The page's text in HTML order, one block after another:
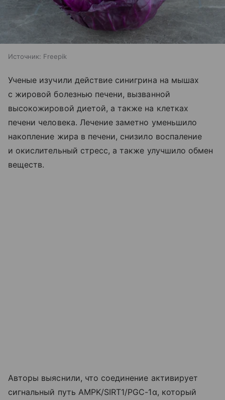
Источник: Freepik
Ученые изучили действие синигрина на мышах
с жировой болезнью печени, вызванной
высокожировой диетой, а также на клетках
печени человека. Лечение заметно уменьшило
накопление жира в печени, снизило воспаление
и окислительный стресс, а также улучшило обмен
веществ.
Авторы выяснили, что соединение активирует
сигнальный путь AMPK/SIRT1/PGC-1α, который